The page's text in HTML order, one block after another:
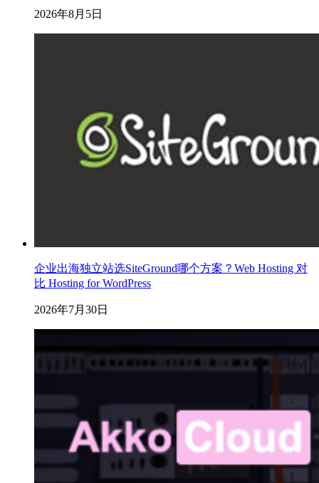
2026年8月5日
企业出海独立站选SiteGround哪个方案？Web Hosting 对
比 Hosting for WordPress
2026年7月30日